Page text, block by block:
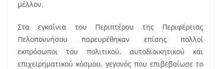
μέλλον.
Στα εγκαίνια του Περιπτέρου της Περιφέρειας
Πελοποννήσου παρευρέθηκαν επίσης πολλοί
εκπρόσωποι του πολιτικού, αυτοδιοικητικού και
επιχειρηματικού κόσμου, γεγονός που επιβεβαίωσε το